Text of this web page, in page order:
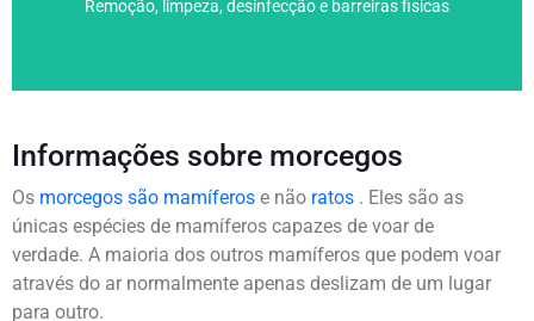
Remoção, limpeza, desinfecção e barreiras fisicas
Controle de morcegos por captura e
Informações sobre morcegos
Os morcegos são mamíferos e não ratos . Eles são as
únicas espécies de mamíferos capazes de voar de
verdade. A maioria dos outros mamíferos que podem voar
através do ar normalmente apenas deslizam de um lugar
para outro.